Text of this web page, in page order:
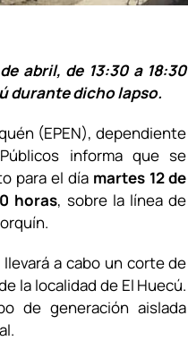
abril, de 13:30 a 18:30
durante dicho lapso.
(EPEN), dependiente
informa que se
para el día martes 12 de
horas, sobre la línea de
a cabo un corte de
la localidad de El Huecú.
de generación aislada